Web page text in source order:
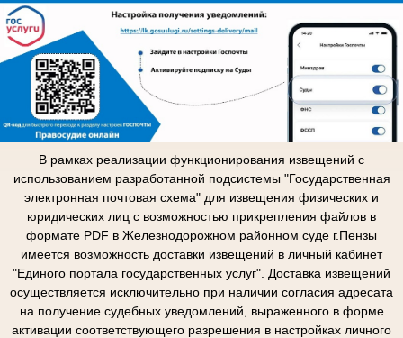
В рамках реализации функционирования извещений с
использованием разработанной подсистемы "Государственная
электронная почтовая схема" для извещения физических и
юридических лиц с возможностью прикрепления файлов в
формате PDF в Железнодорожном районном суде г.Пензы
имеется возможность доставки извещений в личный кабинет
"Единого портала государственных услуг". Доставка извещений
осуществляется исключительно при наличии согласия адресата
на получение судебных уведомлений, выраженного в форме
активации соответствующего разрешения в настройках личного